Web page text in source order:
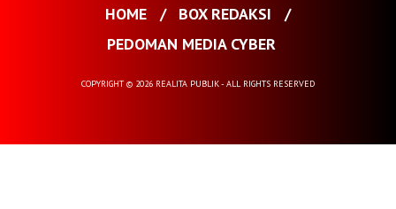
HOME
BOX REDAKSI
PEDOMAN MEDIA CYBER
COPYRIGHT © 2026 REALITA PUBLIK - ALL RIGHTS RESERVED